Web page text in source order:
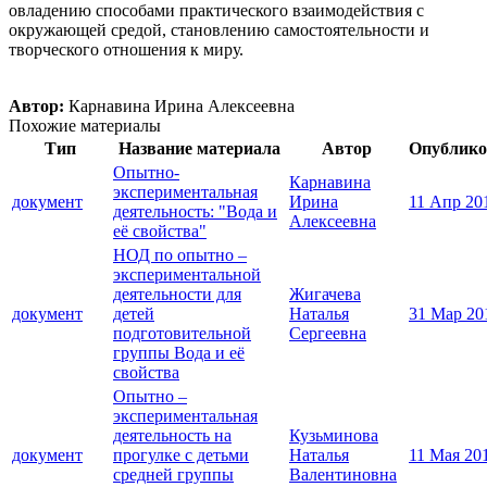
овладению способами практического взаимодействия с
окружающей средой, становлению самостоятельности и
творческого отношения к миру.
Автор: Карнавина Ирина Алексеевна
Похожие материалы
Тип
Название материала Автор
документ
Опытно-
экспериментальная
деятельность: "Вода и
её свойства"
Карнавина
Ирина
Алексеевна
11 Апр
документ
НОД по опытно –
экспериментальной
деятельности для
детей
подготовительной
группы Вода и её
свойства
Жигачева
Наталья
Сергеевна
31 Мар
документ
Опытно –
экспериментальная
деятельность на
прогулке с детьми
средней группы
Кузьминова
Наталья
Валентиновна
11 Мая